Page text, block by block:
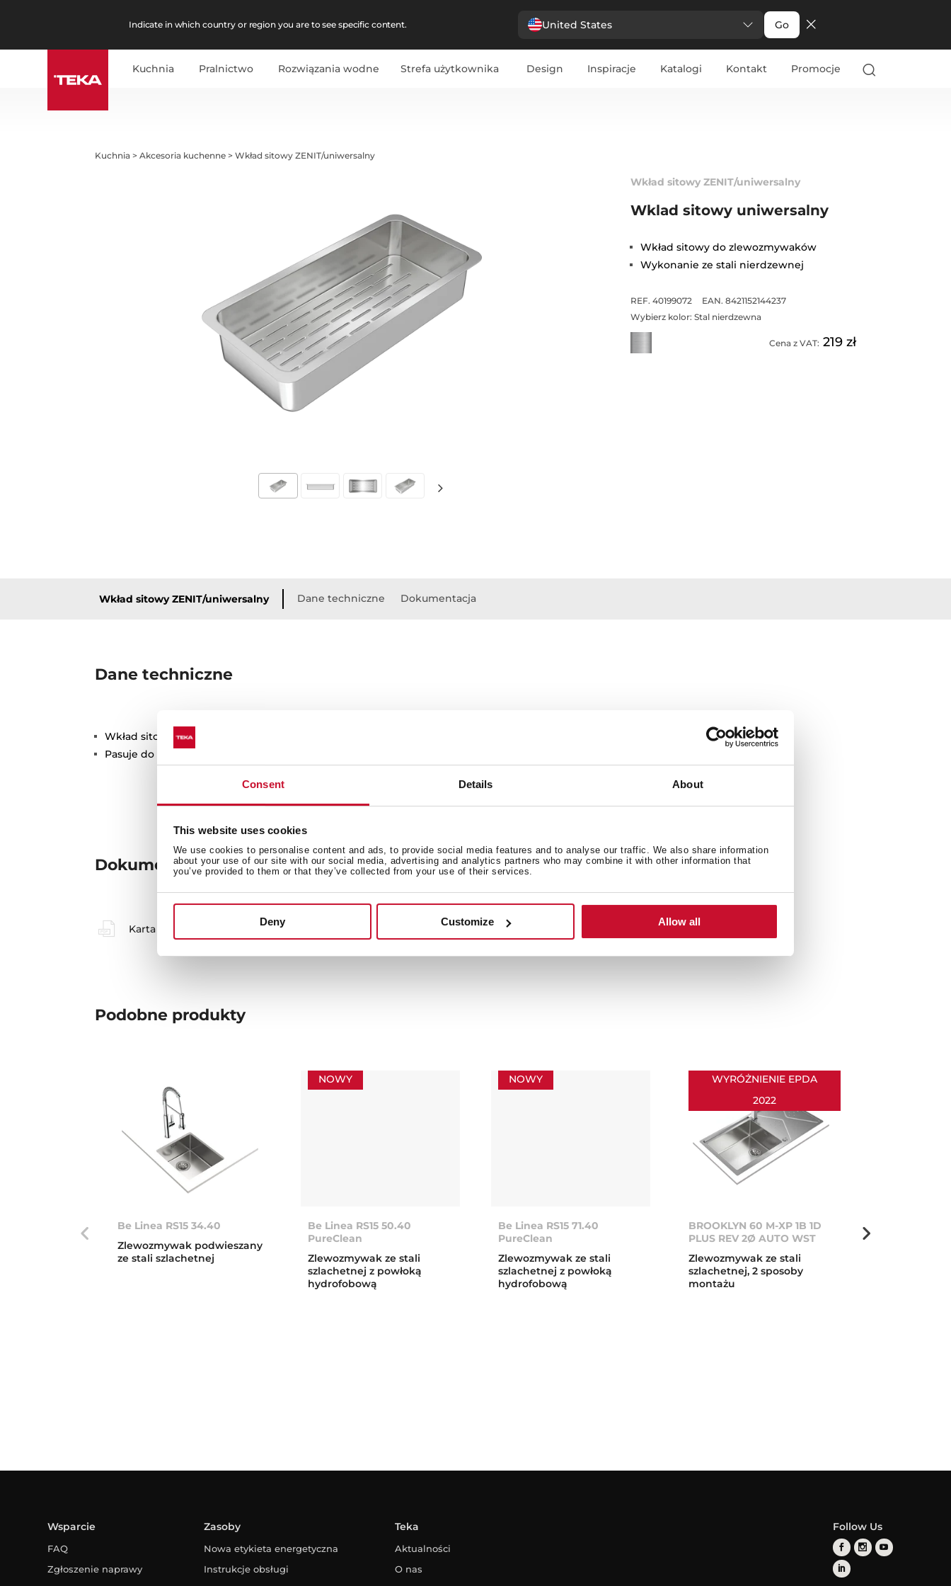
Consent Details About
This website uses cookies
We use cookies to personalise content and ads, to provide social media features and to analyse our traffic. We also share information
about your use of our site with our social media, advertising and analytics partners who may combine it with other information that
you’ve provided to them or that they’ve collected from your use of their services.
Deny Customize Allow all
Indicate in which country or region you are to see specific content. United States Go
Kuchnia Pralnictwo Rozwiązania wodne Strefa użytkownika Design Inspiracje Katalogi Kontakt Promocje
Kuchnia >Akcesoria kuchenne >Wkład sitowy ZENIT/uniwersalny
Wkład sitowy ZENIT/uniwersalny
Wklad sitowy uniwersalny
Wkład sitowy do zlewozmywaków
Wykonanie ze stali nierdzewnej
REF. 40199072
EAN. 8421152144237
Wybierz kolor: Stal nierdzewna
Cena z VAT: 219 zł
Wkład sitowy ZENIT/uniwersalny Dane techniczne Dokumentacja
Dane techniczne
Wkład sitowy stalowy
Pasuje do zlewozmywaków o szerokości komór 40 cm
Dokumentacja
Karta produktu Zdjęcie
Podobne produkty
WYRÓŻNIENIE EPDA
2022
BROOKLYN 60 M-XP 1B 1D
PLUS REV 2Ø AUTO WST
Zlewozmywak ze stali
szlachetnej, 2 sposoby
montażu
Be Linea RS15 34.40
Zlewozmywak podwieszany
ze stali szlachetnej
NOWY
Be Linea RS15 71.40
PureClean
Zlewozmywak ze stali
szlachetnej z powłoką
hydrofobową
NOWY
Be Linea RS15 50.40
PureClean
Zlewozmywak ze stali
szlachetnej z powłoką
hydrofobową
Wsparcie
FAQ
Zgłoszenie naprawy
Zasoby
Nowa etykieta energetyczna
Instrukcje obsługi
Teka
Aktualności
O nas
Follow Us